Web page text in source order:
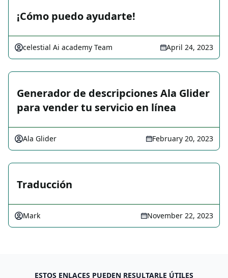
¡Cómo puedo ayudarte!
celestial Ai academy Team April 24, 2023
Generador de descripciones Ala Glider
para vender tu servicio en línea
Ala Glider February 20, 2023
Traducción
Mark November 22, 2023
ESTOS ENLACES PUEDEN RESULTARLE ÚTILES